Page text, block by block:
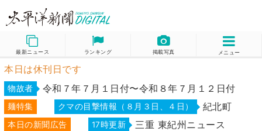
最新ニュース ランキング 掲載写真 メニュー
本日は休刊日です
物故者 令和７年７月１日付〜令和８年７月１２日付
麺特集 クマの目撃情報（８月３日、４日） 紀北町
本日の新聞広告 17時更新 三重 東紀州ニュース